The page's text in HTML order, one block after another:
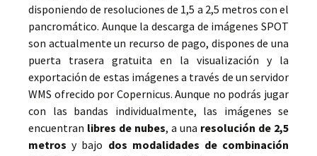
disponiendo de resoluciones de 1,5 a 2,5 metros con el
pancromático. Aunque la descarga de imágenes SPOT
son actualmente un recurso de pago, dispones de una
puerta trasera gratuita en la visualización y la
exportación de estas imágenes a través de un servidor
WMS ofrecido por Copernicus. Aunque no podrás jugar
con las bandas individualmente, las imágenes se
encuentran libres de nubes, a una resolución de 2,5
metros y bajo dos modalidades de combinación